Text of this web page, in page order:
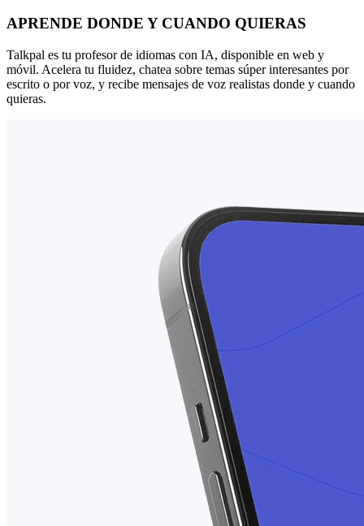
APRENDE DONDE Y CUANDO QUIERAS
Talkpal es tu profesor de idiomas con IA, disponible en web y
móvil. Acelera tu fluidez, chatea sobre temas súper interesantes por
escrito o por voz, y recibe mensajes de voz realistas donde y cuando
quieras.